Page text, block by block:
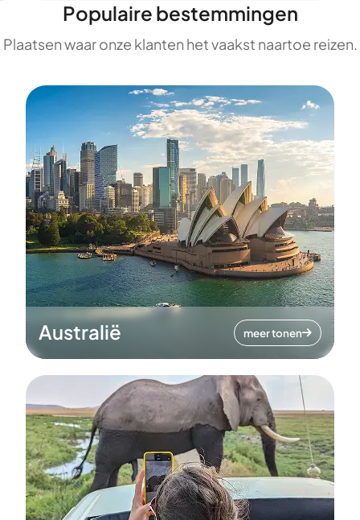
Populaire bestemmingen
Plaatsen waar onze klanten het vaakst naartoe reizen.
Australië meer tonen